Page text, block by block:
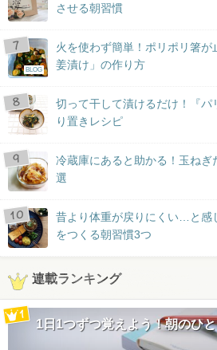
させる朝習慣
BLOG
火を使わず簡単！ポリポリ箸
姜漬け」の作り方
切って干して漬けるだけ！『
り置きレシピ
冷蔵庫にあると助かる！玉ねぎ
選
昔より体重が戻りにくい…と感
をつくる朝習慣3つ
連載ランキング
1日1つずつ覚えよう！朝のひ